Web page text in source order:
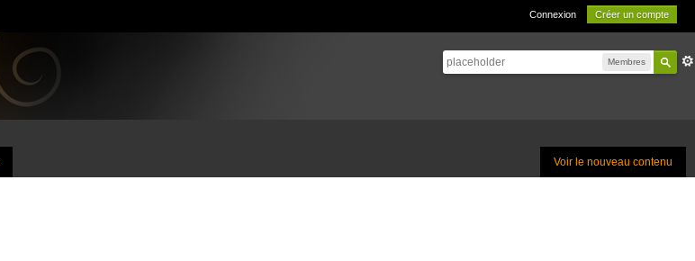
Connexion Créer un compte
Membres
Voir le nouveau contenu